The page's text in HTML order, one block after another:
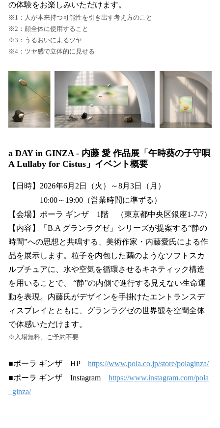
の体験をお楽しみいただけます。
※1：人が本来持つ可能性を引き出す考え方のこと
※2：顔全体に使用すること
※3：うるおいによるツヤ
※4：ツヤ感で立体的に見せる
a DAY in GINZA - 内藤 愛 作品展「午時葵の子守唄
A Lullaby for Cistus」イベント概要
【日時】2026年6月2日（火）～8月3日（月）
10:00～19:00（営業時間に準ずる）
【会場】ポーラ ギンザ 1階 （東京都中央区銀座1-7-7）
【内容】「B.A グランラグゼ」シリーズが提案する“静の
時間”への思想と共鳴する、美術作家・内藤愛氏による作
品を展示します。粒子を内包した繭のようなソフトスカ
ルプチュアに、水や空気を循環させるキネティック構造
を用いることで、 “静”の内側で進行する見えない生命運
動を表現。内藤氏がデザインを手掛けたエントランスデ
ィスプレイとともに、グランラグゼの世界観を空間全体
で体感いただけます。
※入場無料、ご予約不要
■ポーラ ギンザ HP https://www.pola.co.jp/store/polaginza/
■ポーラ ギンザ Instagram https://www.instagram.com/pola
_ginza/